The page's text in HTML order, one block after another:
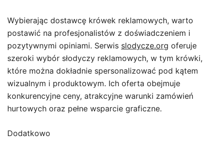
Wybierając dostawcę krówek reklamowych, warto
postawić na profesjonalistów z doświadczeniem i
pozytywnymi opiniami. Serwis slodycze.org oferuje
szeroki wybór słodyczy reklamowych, w tym krówki,
które można dokładnie spersonalizować pod kątem
wizualnym i produktowym. Ich oferta obejmuje
konkurencyjne ceny, atrakcyjne warunki zamówień
hurtowych oraz pełne wsparcie graficzne.
Dodatkowo